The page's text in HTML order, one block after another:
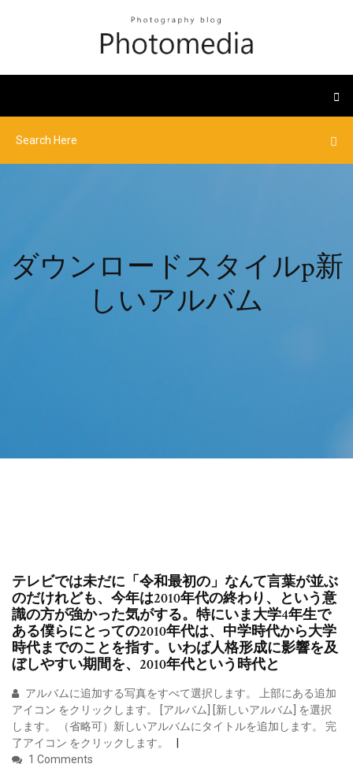
ダウンロードスタイルp新
しいアルバム
テレビでは未だに「令和最初の」なんて言葉が並ぶ
のだけれども、今年は2010年代の終わり、という意
識の方が強かった気がする。特にいま大学4年生で
ある僕らにとっての2010年代は、中学時代から大学
時代までのことを指す。いわば人格形成に影響を及
ぼしやすい期間を、2010年代という時代と
アルバムに追加する写真をすべて選択します。 上部にある追加
アイコン をクリックします。 [アルバム] [新しいアルバム] を選択
します。 （省略可）新しいアルバムにタイトルを追加します。 完
了アイコン をクリックします。
1 Comments